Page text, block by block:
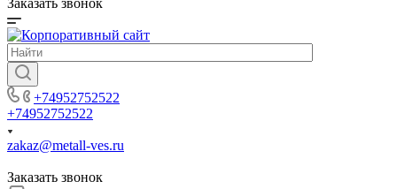
Заказать звонок
+74952752522
+74952752522
zakaz@metall-ves.ru
Заказать звонок